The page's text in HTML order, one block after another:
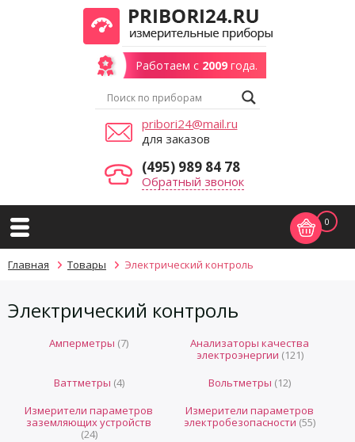
Работаем с 2009года.
pribori24@mail.ru
для заказов
(495) 989 84 78
Обратный звонок
0
Главная Товары Электрический контроль
Электрический контроль
Амперметры (7)
Анализаторы качества
электроэнергии (121)
Ваттметры (4) Вольтметры (12)
Измерители параметров
заземляющих устройств
(24)
Измерители параметров
электробезопасности (55)